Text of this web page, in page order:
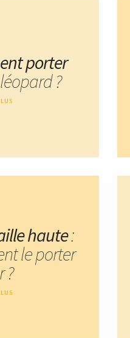
porter
?
haute:
le porter
?